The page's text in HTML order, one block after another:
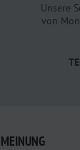
Unsere
von